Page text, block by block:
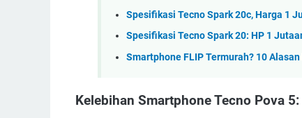
Spesifikasi Tecno Spark 20c, Harga 1
Spesifikasi Tecno Spark 20: HP 1
Smartphone FLIP Termurah? 10
Kelebihan Smartphone Tecno Pova 5: